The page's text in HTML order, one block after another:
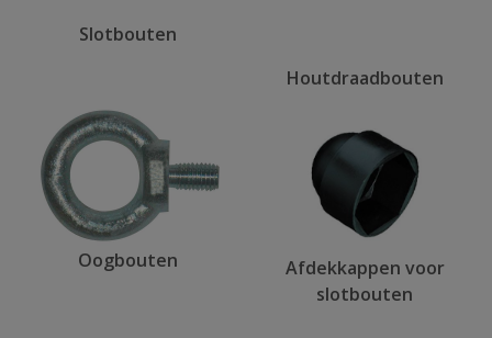
Slotbouten
Houtdraadbouten
Oogbouten
Afdekkappen voor
slotbouten